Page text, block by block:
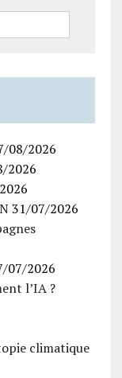
08/2026
2026
31/07/2026
07/2026
l’IA ?
climatique